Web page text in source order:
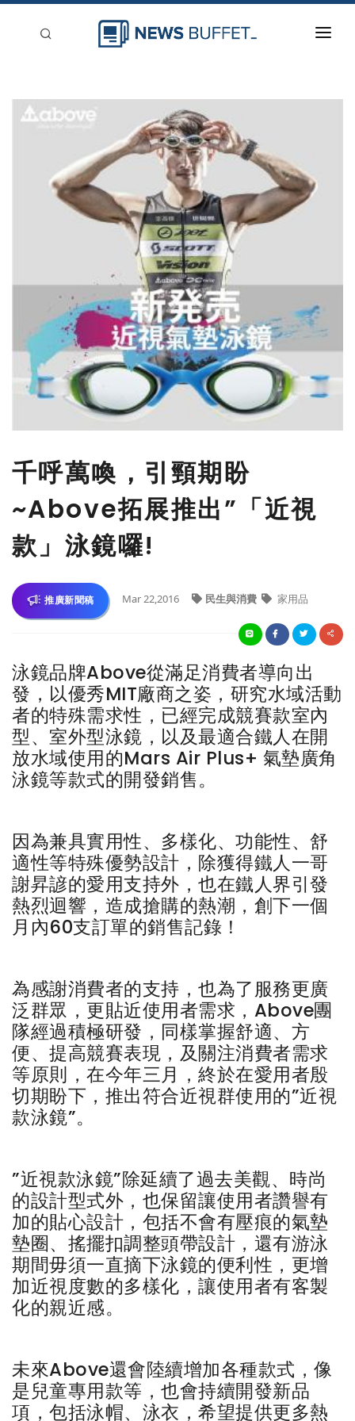
新聞稿分類
刊登
千呼萬喚，引頸期盼
~Above拓展推出”「近視
款」泳鏡囉!
推廣新聞稿 Mar 22,2016 民生與消費 家用品
泳鏡品牌Above從滿足消費者導向出
發，以優秀MIT廠商之姿，研究水域活動
者的特殊需求性，已經完成競賽款室內
型、室外型泳鏡，以及最適合鐵人在開
放水域使用的Mars Air Plus+ 氣墊廣角
泳鏡等款式的開發銷售。
因為兼具實用性、多樣化、功能性、舒
適性等特殊優勢設計，除獲得鐵人一哥
謝昇諺的愛用支持外，也在鐵人界引發
熱烈迴響，造成搶購的熱潮，創下一個
月內60支訂單的銷售記錄！
為感謝消費者的支持，也為了服務更廣
泛群眾，更貼近使用者需求，Above團
隊經過積極研發，同樣掌握舒適、方
便、提高競賽表現，及關注消費者需求
等原則，在今年三月，終於在愛用者殷
切期盼下，推出符合近視群使用的”近視
款泳鏡”。
”近視款泳鏡”除延續了過去美觀、時尚
的設計型式外，也保留讓使用者讚譽有
加的貼心設計，包括不會有壓痕的氣墊
墊圈、搖擺扣調整頭帶設計，還有游泳
期間毋須一直摘下泳鏡的便利性，更增
加近視度數的多樣化，讓使用者有客製
化的親近感。
未來Above還會陸續增加各種款式，像
是兒童專用款等，也會持續開發新品
項，包括泳帽、泳衣，希望提供更多熱